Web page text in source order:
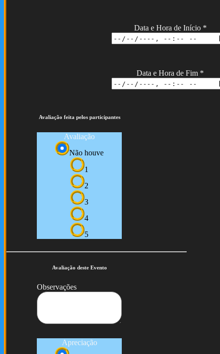
Data e Hora de Início *
Data e Hora de Fim *
Avaliação feita pelos participantes
Avaliação
Não houve
1
2
3
4
5
Avaliação deste Evento
Observações
Apreciação